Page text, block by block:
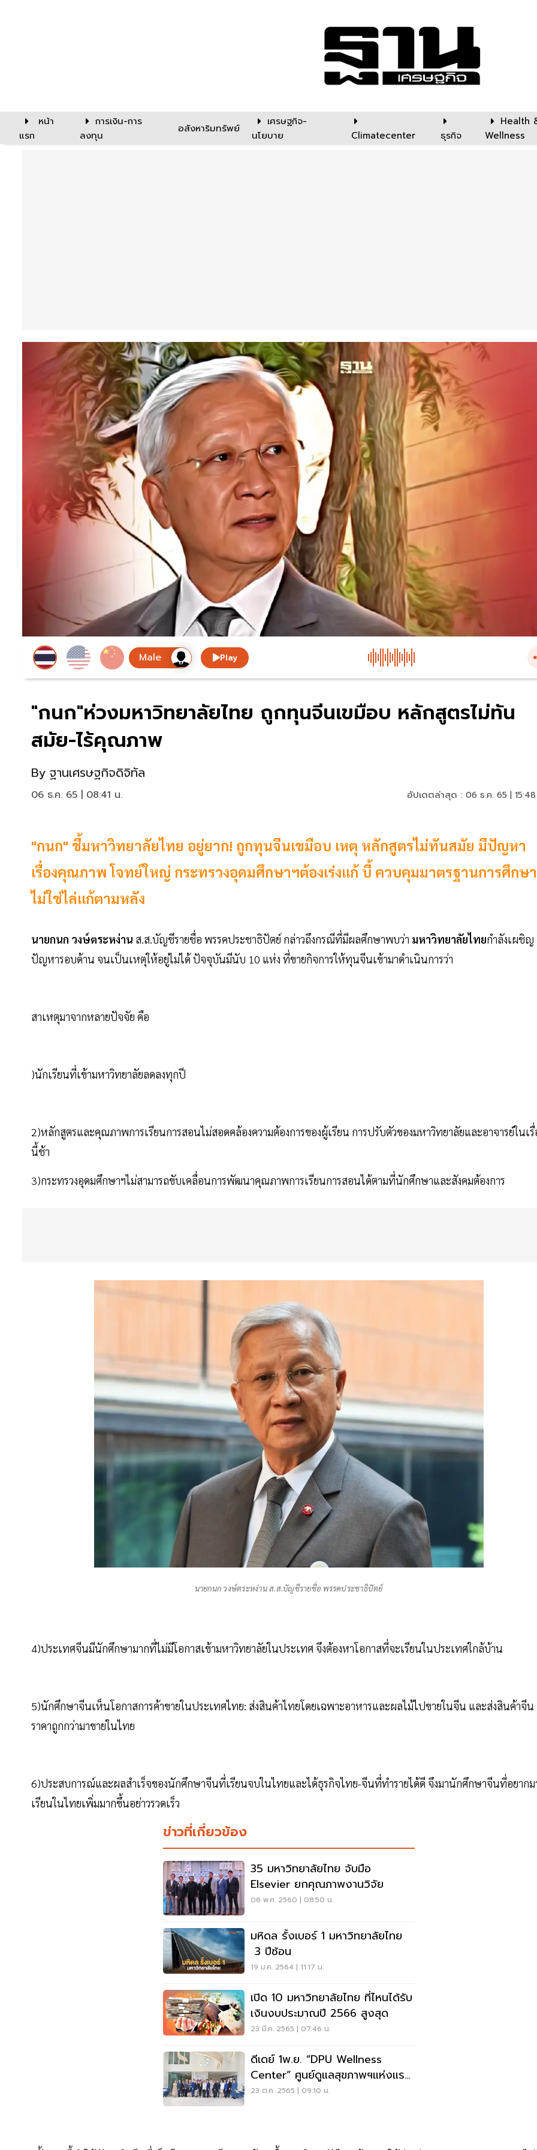
หน้า
แรก
การเงิน-การ
ลงทุน
อสังหาริมทรัพย์
เศรษฐกิจ-
นโยบาย
Climatecenter ธุรกิจ
Health
Wellness
Play
"กนก"ห่วงมหาวิทยาลัยไทย ถูกทุนจีนเขมือบ หลักสูตรไม่ทัน
สมัย-ไร้คุณภาพ
By ฐานเศรษฐกิจดิจิทัล
06 ธ.ค. 65 | 08:41 น. อัปเดตล่าสุด : 06 ธ.ค. 65 |
"กนก" ชี้มหาวิทยาลัยไทย อยู่ยาก! ถูกทุนจีนเขมือบ เหตุ หลักสูตรไม่ทันสมัย มีปัญหา
เรื่องคุณภาพ โจทย์ใหญ่ กระทรวงอุดมศึกษาฯต้องเร่งแก้ บี้ ควบคุมมาตรฐานการศึกษา
ไม่ใช่ไล่แก้ตามหลัง
นายกนก วงษ์ตระหง่าน ส.ส.บัญชีรายชื่อ พรรคประชาธิปัตย์ กล่าวถึงกรณีที่มีผลศึกษาพบว่า มหาวิทยาลัยไทยกำลังเผชิญ
ปัญหารอบด้าน จนเป็นเหตุให้อยู่ไม่ได้ ปัจจุบันมีนับ 10 แห่ง ที่ขายกิจการให้ทุนจีนเข้ามาดำเนินการว่า
สาเหตุมาจากหลายปัจจัย คือ
)นักเรียนที่เข้ามหาวิทยาลัยลดลงทุกปี
2)หลักสูตรและคุณภาพการเรียนการสอนไม่สอดคล้องความต้องการของผู้เรียน การปรับตัวของมหาวิทยาลัยและอาจารย์ในเรื่
นี้ช้า
3)กระทรวงอุดมศึกษาฯไม่สามารถขับเคลื่อนการพัฒนาคุณภาพการเรียนการสอนได้ตามที่นักศึกษาและสังคมต้องการ
นายกนก วงษ์ตระหง่าน ส.ส.บัญชีรายชื่อ พรรคประชาธิปัตย์
4)ประเทศจีนมีนักศึกษามากที่ไม่มีโอกาสเข้ามหาวิทยาลัยในประเทศ จึงต้องหาโอกาสที่จะเรียนในประเทศใกล้บ้าน
5)นักศึกษาจีนเห็นโอกาสการค้าขายในประเทศไทย: ส่งสินค้าไทยโดยเฉพาะอาหารและผลไม้ไปขายในจีน และส่งสินค้าจีน
ราคาถูกกว่ามาขายในไทย
6)ประสบการณ์และผลสำเร็จของนักศึกษาจีนที่เรียนจบในไทยและได้ธุรกิจไทย-จีนที่ทำรายได้ดี จึงมานักศึกษาจีนที่อยากม
เรียนในไทยเพิ่มมากขึ้นอย่าวรวดเร็ว
ข่าวที่เกี่ยวข้อง
35 มหาวิทยาลัยไทย จับมือ
Elsevier ยกคุณภาพงานวิจัย
06 พ.ค. 2560 | 08:50 น.
มหิดล รั้งเบอร์ 1 มหาวิทยาลัยไทย
3 ปีซ้อน
19 ม.ค. 2564 | 11:17 น.
เปิด 10 มหาวิทยาลัยไทย ที่ไหนได้รับ
เงินงบประมาณปี 2566 สูงสุด
23 มี.ค. 2565 | 07:46 น.
ดีเดย์ 1พ.ย. “DPU Wellness
Center” ศูนย์ดูแลสุขภาพฯแห่งแรก
ในมหาวิทยาลัยไทย
23 ต.ค. 2565 | 09:10 น.